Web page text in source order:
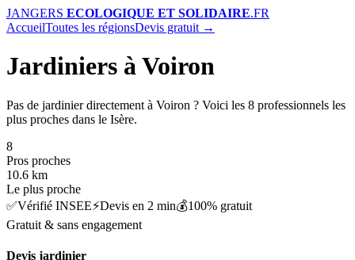
JANGERS ECOLOGIQUE ET SOLIDAIRE.FR
AccueilToutes les régionsDevis gratuit →
Jardiniers à Voiron
Pas de jardinier directement à Voiron ? Voici les 8 professionnels les
plus proches dans le Isère.
8
Pros proches
10.6 km
Le plus proche
✅Vérifié INSEE⚡Devis en 2 min💰100% gratuit
Gratuit & sans engagement
Devis jardinier